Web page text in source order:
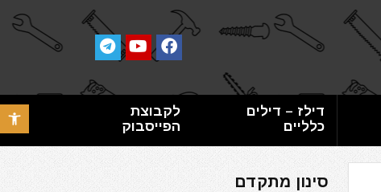
פתח
דילז – דילים
כלליים
לקבוצת
הפייסבוק
סינון מתקדם